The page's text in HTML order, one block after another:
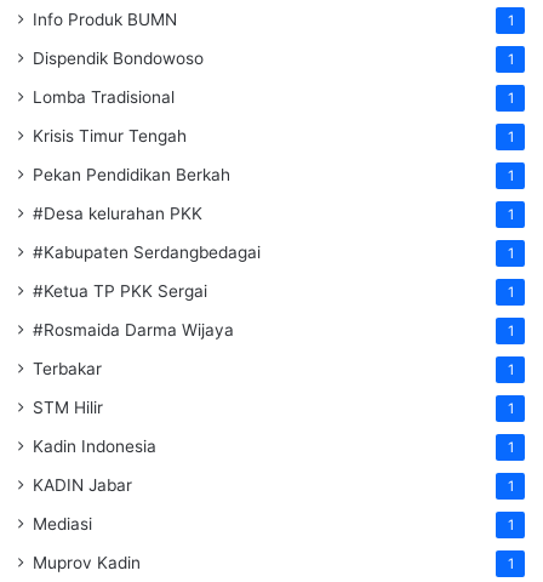
Info Produk BUMN 1
Dispendik Bondowoso 1
Lomba Tradisional 1
Krisis Timur Tengah 1
Pekan Pendidikan Berkah 1
#Desa kelurahan PKK 1
#Kabupaten Serdangbedagai 1
#Ketua TP PKK Sergai 1
#Rosmaida Darma Wijaya 1
Terbakar 1
STM Hilir 1
Kadin Indonesia 1
KADIN Jabar 1
Mediasi 1
Muprov Kadin 1